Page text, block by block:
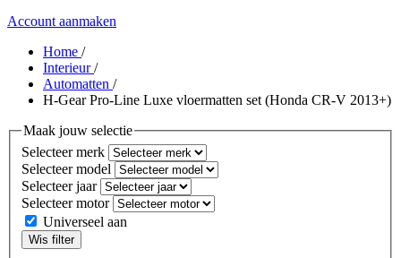
Account aanmaken
Home /
Interieur/
Automatten /
H-Gear Pro-Line Luxe vloermatten set (Honda CR-V 2013+)
Maak jouw selectie
Selecteer merk
Selecteer model
Selecteer jaar
Selecteer motor
Universeel aan
Wis filter